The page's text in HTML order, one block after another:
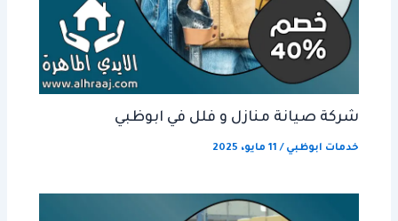
شركة صيانة منازل و فلل في ابوظبي
خدمات ابوظبي / 11 مايو، 2025